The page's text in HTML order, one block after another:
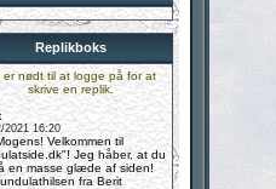
Replikboks
er nødt til at logge på for at
skrive en replik.
2021 16:20
Velkommen til
Jeg håber, at du
en masse glæde af siden!
fra Berit